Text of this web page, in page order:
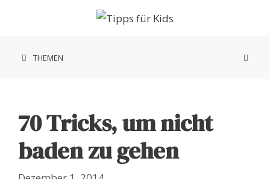
THEMEN
70 Tricks, um nicht
baden zu gehen